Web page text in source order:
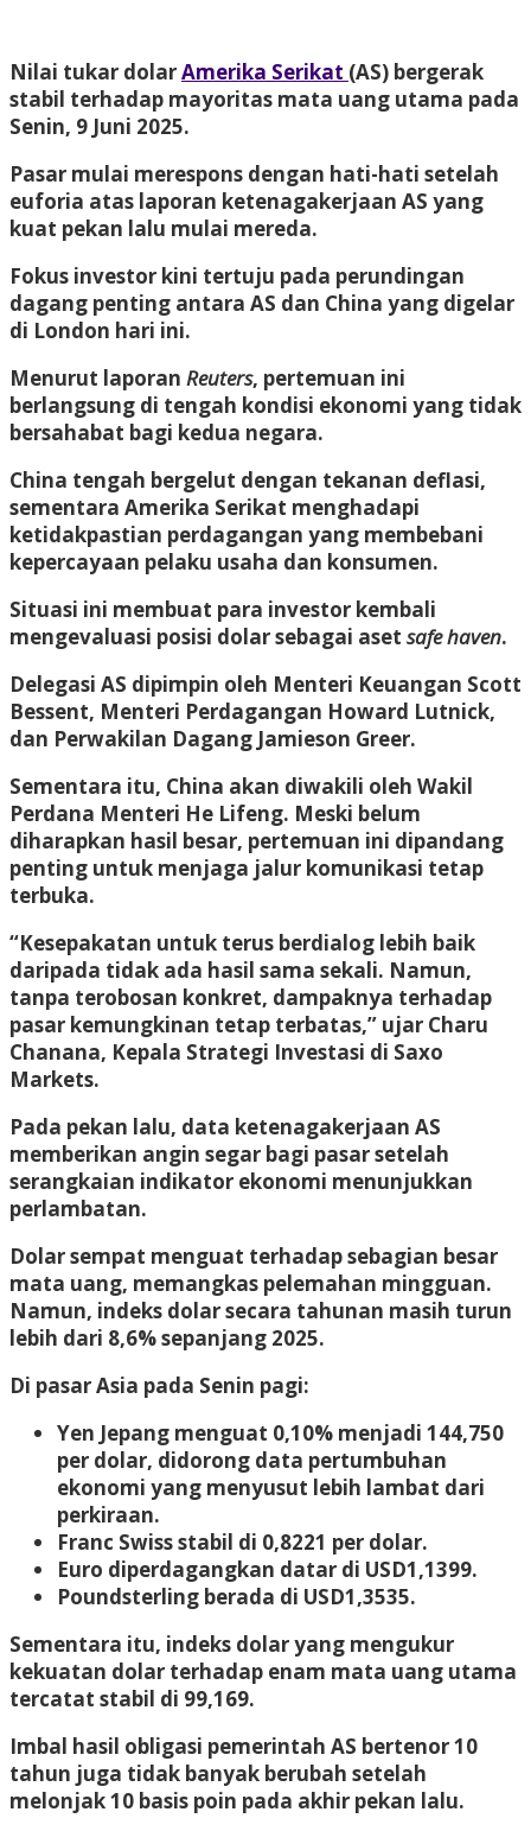
Nilai tukar dolarAmerika Serikat (AS) bergerak
stabil terhadap mayoritas mata uang utama pada
Senin, 9 Juni 2025.
Pasar mulai merespons dengan hati-hati setelah
euforia atas laporan ketenagakerjaan AS yang
kuat pekan lalu mulai mereda.
Fokus investor kini tertuju pada perundingan
dagang penting antara AS dan China yang digelar
di London hari ini.
Menurut laporan Reuters, pertemuan ini
berlangsung di tengah kondisi ekonomi yang tidak
bersahabat bagi kedua negara.
China tengah bergelut dengan tekanan deflasi,
sementara Amerika Serikat menghadapi
ketidakpastian perdagangan yang membebani
kepercayaan pelaku usaha dan konsumen.
Situasi ini membuat para investor kembali
mengevaluasi posisi dolar sebagai aset safe haven.
Delegasi AS dipimpin oleh Menteri Keuangan Scott
Bessent, Menteri Perdagangan Howard Lutnick,
dan Perwakilan Dagang Jamieson Greer.
Sementara itu, China akan diwakili oleh Wakil
Perdana Menteri He Lifeng. Meski belum
diharapkan hasil besar, pertemuan ini dipandang
penting untuk menjaga jalur komunikasi tetap
terbuka.
“Kesepakatan untuk terus berdialog lebih baik
daripada tidak ada hasil sama sekali. Namun,
tanpa terobosan konkret, dampaknya terhadap
pasar kemungkinan tetap terbatas,” ujar Charu
Chanana, Kepala Strategi Investasi di Saxo
Markets.
Pada pekan lalu, data ketenagakerjaan AS
memberikan angin segar bagi pasar setelah
serangkaian indikator ekonomi menunjukkan
perlambatan.
Dolar sempat menguat terhadap sebagian besar
mata uang, memangkas pelemahan mingguan.
Namun, indeks dolar secara tahunan masih turun
lebih dari 8,6% sepanjang 2025.
Di pasar Asia pada Senin pagi:
Yen Jepang menguat 0,10% menjadi 144,750
per dolar, didorong data pertumbuhan
ekonomi yang menyusut lebih lambat dari
perkiraan.
Franc Swiss stabil di 0,8221 per dolar.
Euro diperdagangkan datar di USD1,1399.
Poundsterling berada di USD1,3535.
Sementara itu, indeks dolar yang mengukur
kekuatan dolar terhadap enam mata uang utama
tercatat stabil di 99,169.
Imbal hasil obligasi pemerintah AS bertenor 10
tahun juga tidak banyak berubah setelah
melonjak 10 basis poin pada akhir pekan lalu.